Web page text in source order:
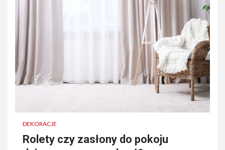
DEKORACJE
Rolety czy zasłony do pokoju